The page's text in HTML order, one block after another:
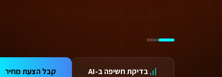
בדיקת חשיפה ב-AI קבל הצעת מחיר